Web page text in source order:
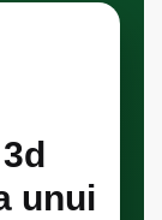
unui